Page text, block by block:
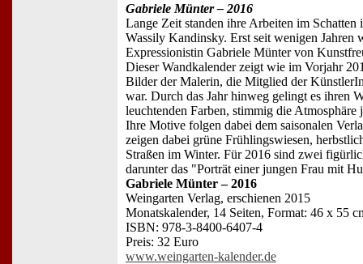
Gabriele Münter – 2016
Lange Zeit standen ihre Arbeiten im Schatten
Wassily Kandinsky. Erst seit wenigen Jahren
Expressionistin Gabriele Münter von
Dieser Wandkalender zeigt wie im Vorjahr
Bilder der Malerin, die Mitglied der
war. Durch das Jahr hinweg gelingt es ihren
leuchtenden Farben, stimmig die Atmosphäre
Ihre Motive folgen dabei dem saisonalen
zeigen dabei grüne Frühlingswiesen,
Straßen im Winter. Für 2016 sind zwei
darunter das "Porträt einer jungen Frau mit
Gabriele Münter – 2016
Weingarten Verlag, erschienen 2015
Monatskalender, 14 Seiten, Format: 46 x 55
ISBN: 978-3-8400-6407-4
Preis: 32 Euro
www.weingarten-kalender.de